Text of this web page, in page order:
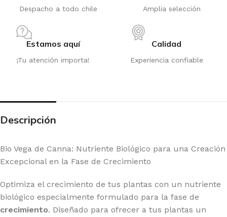
Despacho a todo chile Amplia selección
Estamos aquí
¡Tu atención importa!
Calidad
Experiencia confiable
Descripción
Bio Vega de Canna: Nutriente Biológico para una Creación
Excepcional en la Fase de Crecimiento
Optimiza el crecimiento de tus plantas con un nutriente
biológico especialmente formulado para la fase de
crecimiento. Diseñado para ofrecer a tus plantas un